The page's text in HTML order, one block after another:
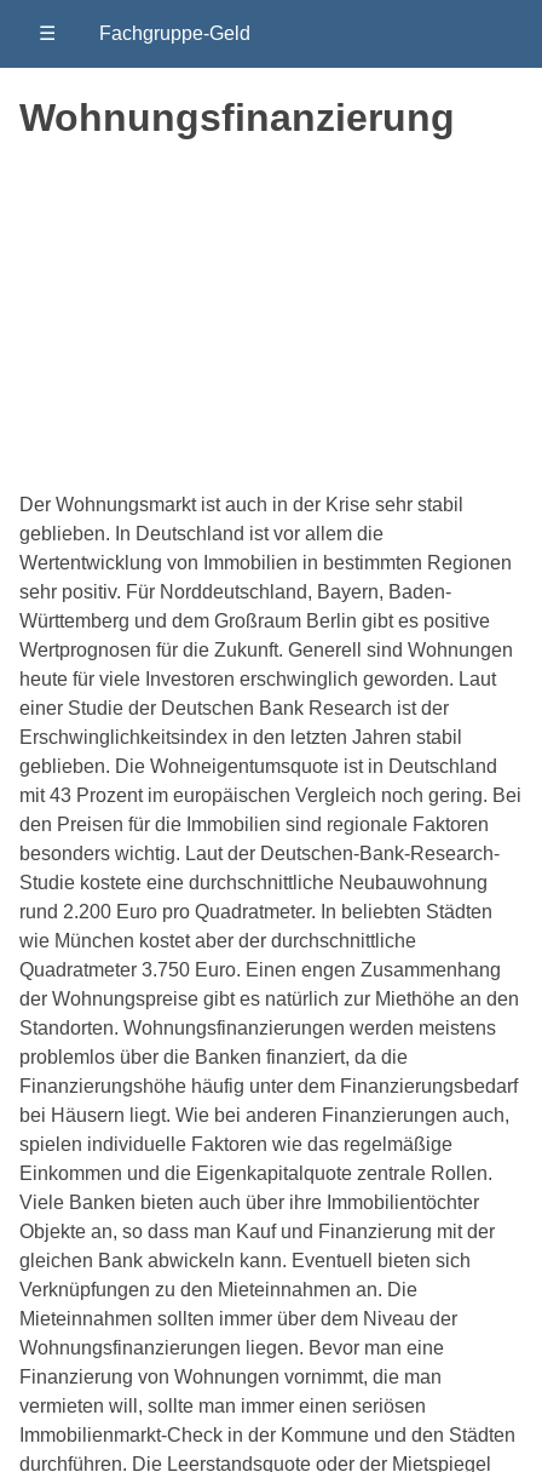
☰ Fachgruppe-Geld
Wohnungsfinanzierung
Der Wohnungsmarkt ist auch in der Krise sehr stabil
geblieben. In Deutschland ist vor allem die
Wertentwicklung von Immobilien in bestimmten Regionen
sehr positiv. Für Norddeutschland, Bayern, Baden-
Württemberg und dem Großraum Berlin gibt es positive
Wertprognosen für die Zukunft. Generell sind Wohnungen
heute für viele Investoren erschwinglich geworden. Laut
einer Studie der Deutschen Bank Research ist der
Erschwinglichkeitsindex in den letzten Jahren stabil
geblieben. Die Wohneigentumsquote ist in Deutschland
mit 43 Prozent im europäischen Vergleich noch gering. Bei
den Preisen für die Immobilien sind regionale Faktoren
besonders wichtig. Laut der Deutschen-Bank-Research-
Studie kostete eine durchschnittliche Neubauwohnung
rund 2.200 Euro pro Quadratmeter. In beliebten Städten
wie München kostet aber der durchschnittliche
Quadratmeter 3.750 Euro. Einen engen Zusammenhang
der Wohnungspreise gibt es natürlich zur Miethöhe an den
Standorten. Wohnungsfinanzierungen werden meistens
problemlos über die Banken finanziert, da die
Finanzierungshöhe häufig unter dem Finanzierungsbedarf
bei Häusern liegt. Wie bei anderen Finanzierungen auch,
spielen individuelle Faktoren wie das regelmäßige
Einkommen und die Eigenkapitalquote zentrale Rollen.
Viele Banken bieten auch über ihre Immobilientöchter
Objekte an, so dass man Kauf und Finanzierung mit der
gleichen Bank abwickeln kann. Eventuell bieten sich
Verknüpfungen zu den Mieteinnahmen an. Die
Mieteinnahmen sollten immer über dem Niveau der
Wohnungsfinanzierungen liegen. Bevor man eine
Finanzierung von Wohnungen vornimmt, die man
vermieten will, sollte man immer einen seriösen
Immobilienmarkt-Check in der Kommune und den Städten
durchführen. Die Leerstandsquote oder der Mietspiegel